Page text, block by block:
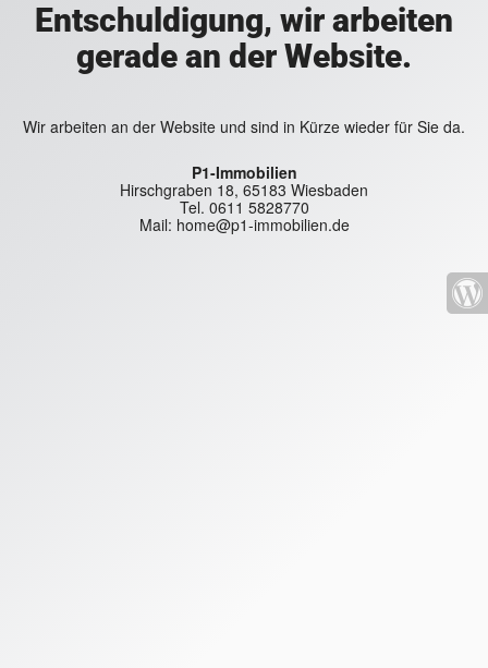
Entschuldigung, wir arbeiten
gerade an der Website.
Wir arbeiten an der Website und sind in Kürze wieder für Sie da.
P1-Immobilien
Hirschgraben 18, 65183 Wiesbaden
Tel. 0611 5828770
Mail: home@p1-immobilien.de